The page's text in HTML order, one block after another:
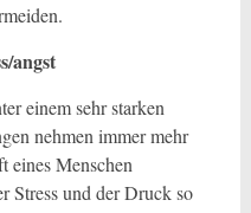
angst
einem sehr starken
nehmen immer mehr
eines Menschen
Stress und der Druck so